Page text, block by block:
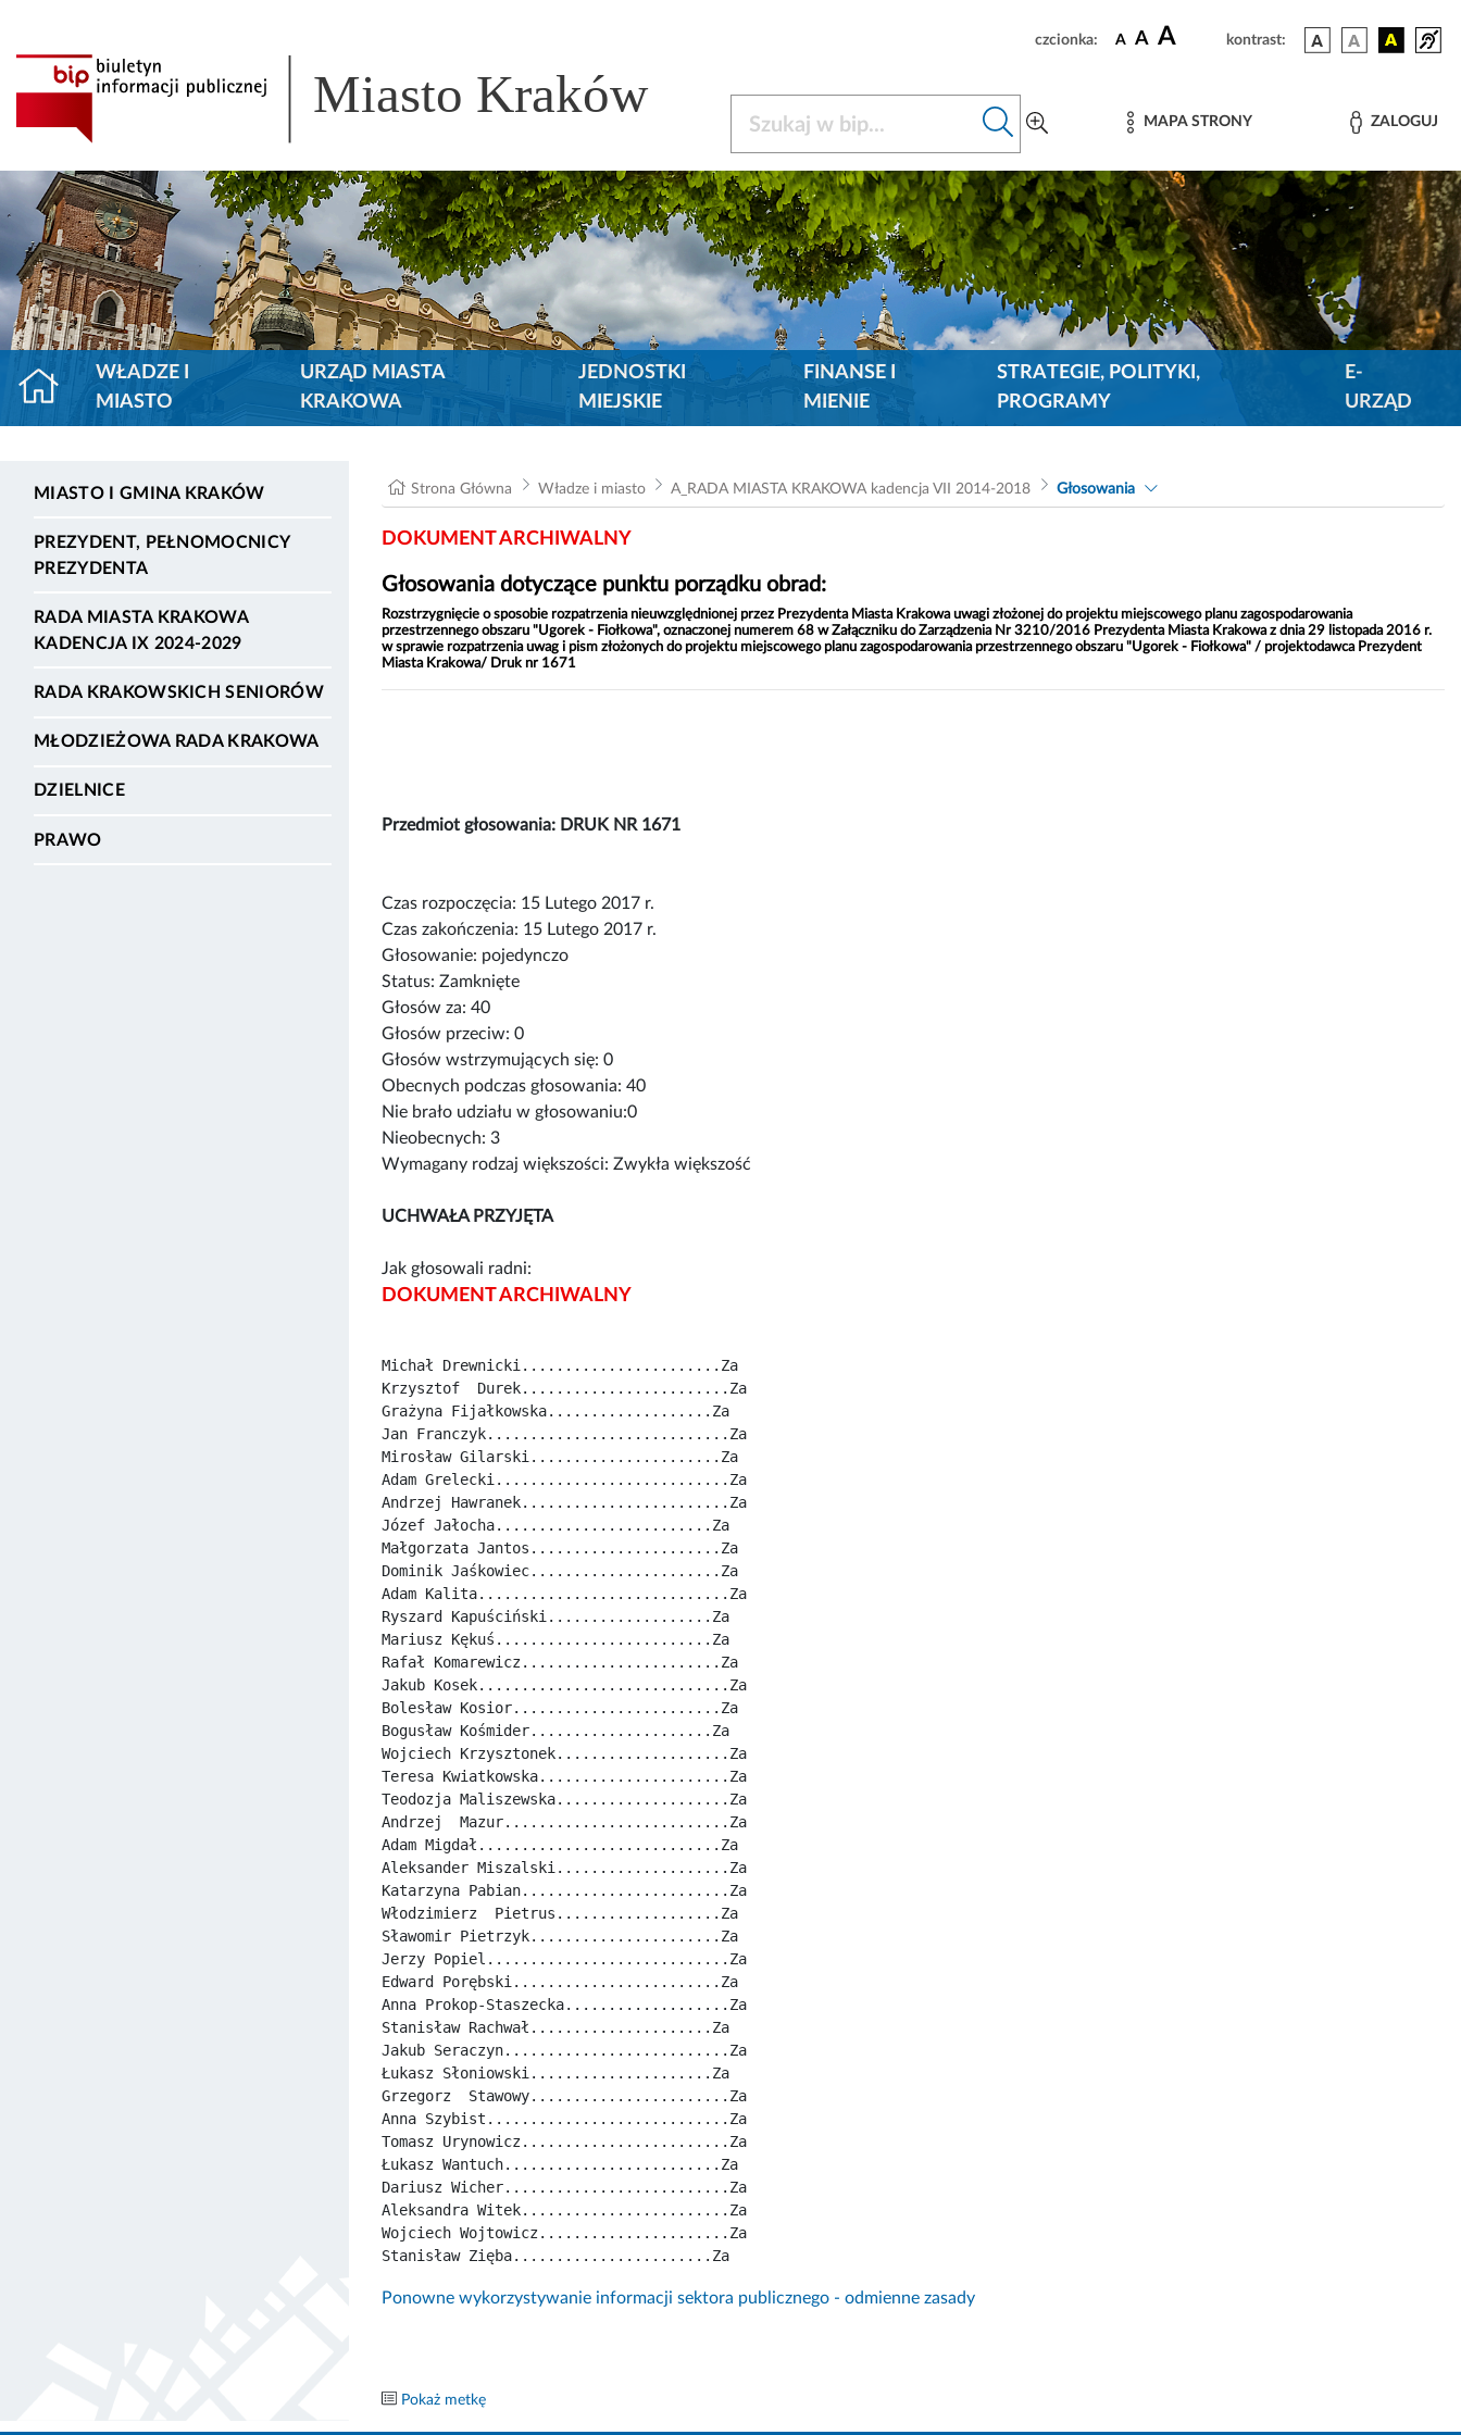
czcionka: A A A kontrast:
Miasto Kraków MAPA STRONY ZALOGUJ
WŁADZE I
MIASTO
URZĄD MIASTA
KRAKOWA
JEDNOSTKI
MIEJSKIE
FINANSE I
MIENIE
STRATEGIE, POLITYKI,
PROGRAMY
E-
URZĄD
MIASTO I GMINA KRAKÓW
PREZYDENT, PEŁNOMOCNICY
PREZYDENTA
RADA MIASTA KRAKOWA
KADENCJA IX 2024-2029
RADA KRAKOWSKICH SENIORÓW
MŁODZIEŻOWA RADA KRAKOWA
DZIELNICE
PRAWO
Strona Główna Władze i miasto A_RADA MIASTA KRAKOWA kadencja VII 2014-2018 Głosowania
DOKUMENT ARCHIWALNY
Głosowania dotyczące punktu porządku obrad:
Rozstrzygnięcie o sposobie rozpatrzenia nieuwzględnionej przez Prezydenta Miasta Krakowa uwagi złożonej do projektu miejscowego planu zagospodarowania
przestrzennego obszaru "Ugorek - Fiołkowa", oznaczonej numerem 68 w Załączniku do Zarządzenia Nr 3210/2016 Prezydenta Miasta Krakowa z dnia 29 listopada 2016 r.
w sprawie rozpatrzenia uwag i pism złożonych do projektu miejscowego planu zagospodarowania przestrzennego obszaru "Ugorek - Fiołkowa" / projektodawca Prezydent
Miasta Krakowa/ Druk nr 1671
Przedmiot głosowania: DRUK NR 1671
Czas rozpoczęcia: 15 Lutego 2017 r.
Czas zakończenia: 15 Lutego 2017 r.
Głosowanie: pojedynczo
Status: Zamknięte
Głosów za: 40
Głosów przeciw: 0
Głosów wstrzymujących się: 0
Obecnych podczas głosowania: 40
Nie brało udziału w głosowaniu:0
Nieobecnych: 3
Wymagany rodzaj większości: Zwykła większość
UCHWAŁA PRZYJĘTA
Jak głosowali radni:
DOKUMENT ARCHIWALNY
Michał Drewnicki.......................Za
Krzysztof  Durek........................Za
Grażyna Fijałkowska...................Za
Jan Franczyk............................Za
Mirosław Gilarski......................Za
Adam Grelecki...........................Za
Andrzej Hawranek........................Za
Józef Jałocha.........................Za
Małgorzata Jantos......................Za
Dominik Jaśkowiec......................Za
Adam Kalita.............................Za
Ryszard Kapuściński...................Za
Mariusz Kękuś.........................Za
Rafał Komarewicz.......................Za
Jakub Kosek.............................Za
Bolesław Kosior........................Za
Bogusław Kośmider.....................Za
Wojciech Krzysztonek....................Za
Teresa Kwiatkowska......................Za
Teodozja Maliszewska....................Za
Andrzej  Mazur..........................Za
Adam Migdał............................Za
Aleksander Miszalski....................Za
Katarzyna Pabian........................Za
Włodzimierz  Pietrus...................Za
Sławomir Pietrzyk......................Za
Jerzy Popiel............................Za
Edward Porębski........................Za
Anna Prokop-Staszecka...................Za
Stanisław Rachwał.....................Za
Jakub Seraczyn..........................Za
Łukasz Słoniowski.....................Za
Grzegorz  Stawowy.......................Za
Anna Szybist............................Za
Tomasz Urynowicz........................Za
Łukasz Wantuch.........................Za
Dariusz Wicher..........................Za
Aleksandra Witek........................Za
Wojciech Wojtowicz......................Za
Stanisław Zięba.......................Za
Ponowne wykorzystywanie informacji sektora publicznego - odmienne zasady
Pokaż metkę